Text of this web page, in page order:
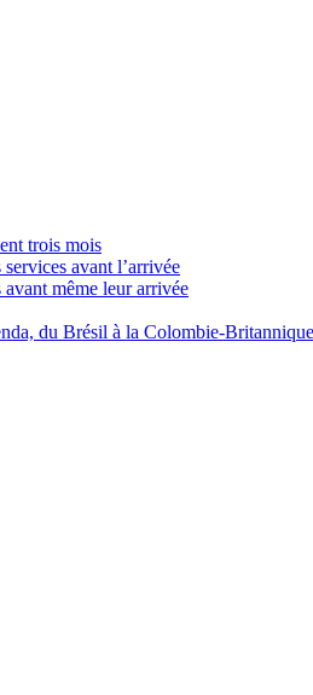
trois mois
avant l’arrivée
même leur arrivée
du Brésil à la Colombie-Britannique